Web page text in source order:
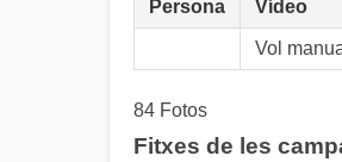
Persona Vídeo
Vol
84 Fotos
Fitxes de les